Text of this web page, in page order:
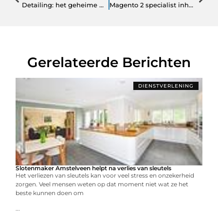
Detailing: het geheime wapen voor een glimmende auto Magento 2 specialist inhuren voor een project
Gerelateerde Berichten
DIENSTVERLENING
Slotenmaker Amstelveen helpt na verlies van sleutels
Het verliezen van sleutels kan voor veel stress en onzekerheid
zorgen. Veel mensen weten op dat moment niet wat ze het
beste kunnen doen om
...